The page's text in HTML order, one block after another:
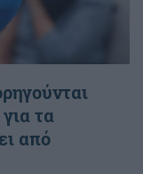
τα
από